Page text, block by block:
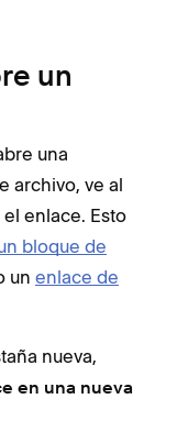
un
una
archivo, ve al
enlace. Esto
bloque de
un enlace de
nueva,
en una nueva